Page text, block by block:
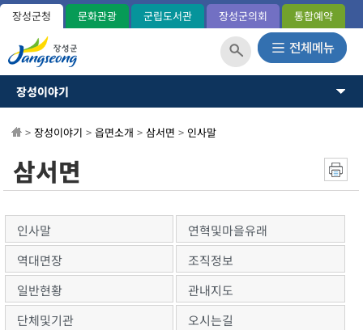
장성군청 문화관광 군립도서관 장성군의회 통합예약
장성이야기
OK 365민원
분야별정보
정보공개
장성이야기
역사와연혁
관내지도
군민헌장
국내외교류
장성군사
장성의상징
상징표시
홍길동 캐릭터
군정운영방향
> 장성이야기 > 읍면소개 > 삼서면 > 인사말
삼서면
인사말
연혁및마을유래
역대면장
조직정보
일반현황
관내지도
단체및기관
오시는길